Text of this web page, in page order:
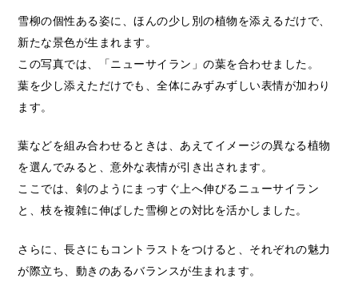
雪柳の個性ある姿に、ほんの少し別の植物を添えるだけで、
新たな景色が生まれます。
この写真では、「ニューサイラン」の葉を合わせました。
葉を少し添えただけでも、全体にみずみずしい表情が加わり
ます。
葉などを組み合わせるときは、あえてイメージの異なる植物
を選んでみると、意外な表情が引き出されます。
ここでは、剣のようにまっすぐ上へ伸びるニューサイラン
と、枝を複雑に伸ばした雪柳との対比を活かしました。
さらに、長さにもコントラストをつけると、それぞれの魅力
が際立ち、動きのあるバランスが生まれます。